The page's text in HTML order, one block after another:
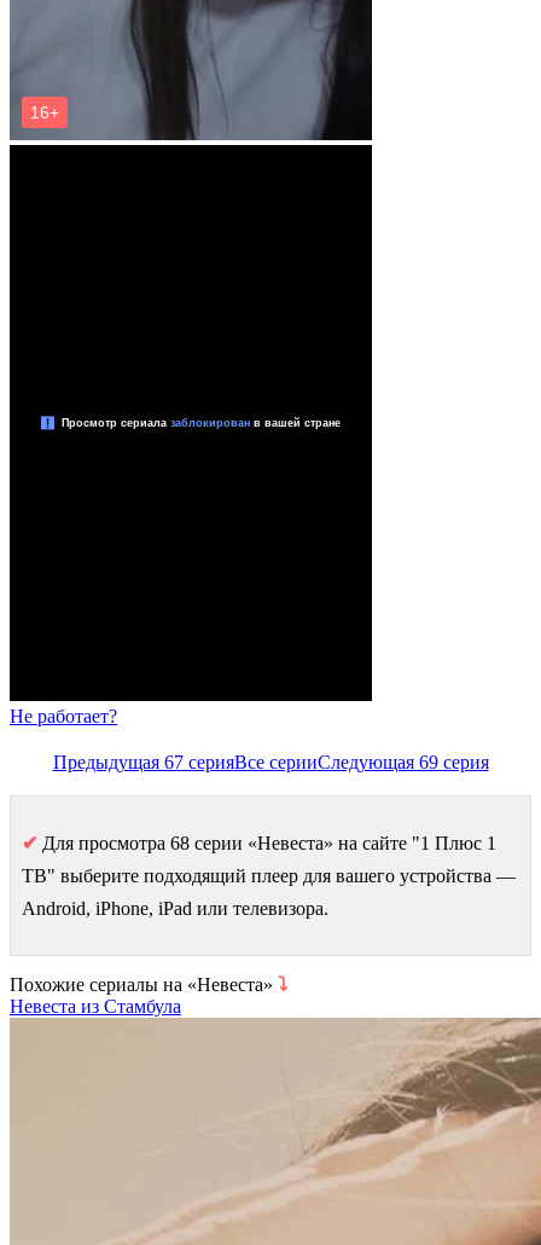
Не работает?
Предыдущая 67 серияВсе серииСледующая 69 серия
✔ Для просмотра 68 серии «Невеста» на сайте "1 Плюс 1
ТВ" выберите подходящий плеер для вашего устройства —
Android, iPhone, iPad или телевизора.
Похожие сериалы на «Невеста» ⤵
Невеста из Стамбула